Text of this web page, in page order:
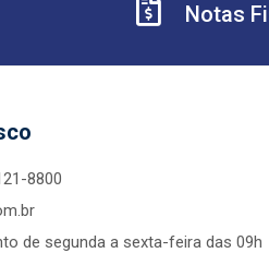
Notas
8800
de segunda a sexta-feira das 09h